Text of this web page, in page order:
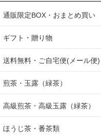
通販限定BOX・おまとめ買い
ギフト・贈り物
送料無料・ご自宅便(メール便)
煎茶・玉露（緑茶）
高級煎茶・高級玉露（緑茶）
ほうじ茶・番茶類